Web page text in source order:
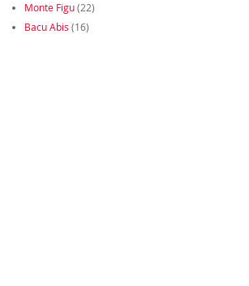
Monte Figu(22)
Bacu Abis (16)